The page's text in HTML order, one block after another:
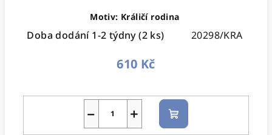
Motiv: Králičí rodina
Doba dodání 1-2 týdny(2 ks) 20298/KRA
610 Kč
+
− Do
košíku